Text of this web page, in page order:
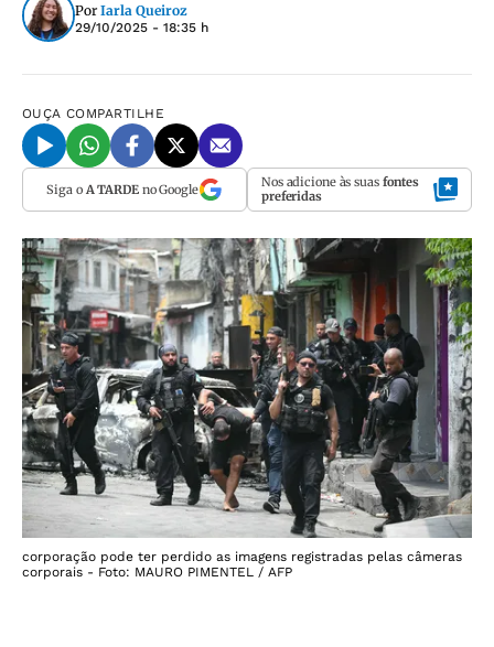
Por Iarla Queiroz
29/10/2025 - 18:35 h
OUÇA COMPARTILHE
Siga o A TARDEno Google Nos adicione às suas fontes
preferidas
corporação pode ter perdido as imagens registradas pelas câmeras
corporais - Foto: MAURO PIMENTEL / AFP